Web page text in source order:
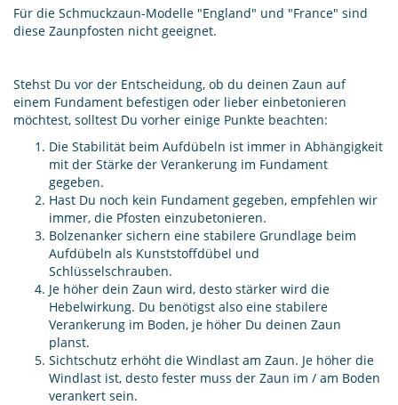
Für die Schmuckzaun-Modelle "England" und "France" sind
diese Zaunpfosten nicht geeignet.
Stehst Du vor der Entscheidung, ob du deinen Zaun auf
einem Fundament befestigen oder lieber einbetonieren
möchtest, solltest Du vorher einige Punkte beachten:
Die Stabilität beim Aufdübeln ist immer in Abhängigkeit
mit der Stärke der Verankerung im Fundament
gegeben.
Hast Du noch kein Fundament gegeben, empfehlen wir
immer, die Pfosten einzubetonieren.
Bolzenanker sichern eine stabilere Grundlage beim
Aufdübeln als Kunststoffdübel und
Schlüsselschrauben.
Je höher dein Zaun wird, desto stärker wird die
Hebelwirkung. Du benötigst also eine stabilere
Verankerung im Boden, je höher Du deinen Zaun
planst.
Sichtschutz erhöht die Windlast am Zaun. Je höher die
Windlast ist, desto fester muss der Zaun im / am Boden
verankert sein.